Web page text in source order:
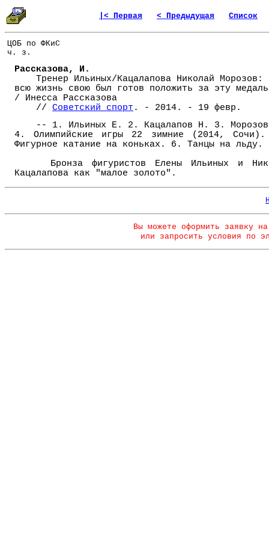
|< Первая < Предыдущая Список
ЦОБ по ФКиС
ч. з.
Рассказова, И.
Тренер Ильиных/Кацалапова Николай Морозов:
всю жизнь свою был готов положить за эту
/ Инесса Рассказова
// Советский спорт . - 2014. - 19 февр.
-- 1. Ильиных Е. 2. Кацалапов Н. 3.
4. Олимпийские игры 22 зимние (2014,
Фигурное катание на коньках. 6. Танцы на льду.
Бронза фигуристов Елены Ильиных и
Кацалапова как "малое золото".
Вы можете оформить заявку
или запросить условия по